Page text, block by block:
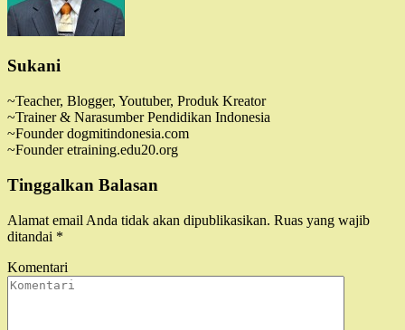
Sukani
~Teacher, Blogger, Youtuber, Produk Kreator
~Trainer & Narasumber Pendidikan Indonesia
~Founder dogmitindonesia.com
~Founder etraining.edu20.org
Tinggalkan Balasan
Alamat email Anda tidak akan dipublikasikan. Ruas yang wajib
ditandai *
Komentari